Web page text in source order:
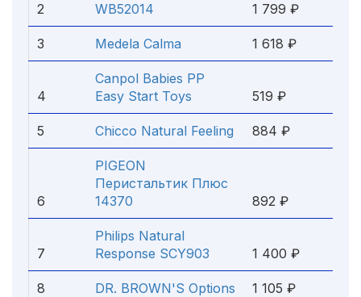
2
WB52014
1 799 ₽
3 Medela Calma 1 618 ₽
4
Canpol Babies PP
Easy Start Toys
519 ₽
5 Chicco Natural Feeling 884 ₽
6
PIGEON
Перистальтик Плюс
14370
892 ₽
7
Philips Natural
Response SCY903
1 400 ₽
8 DR. BROWN'S Options 1 105 ₽